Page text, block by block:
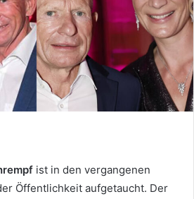
ist in den vergangenen
Öffentlichkeit aufgetaucht. Der